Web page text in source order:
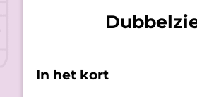
In het kort